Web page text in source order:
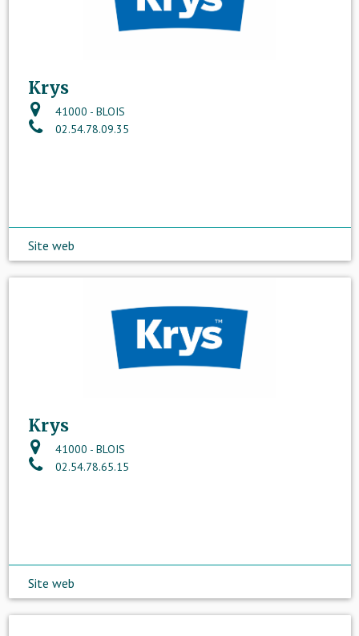
Krys
41000 - BLOIS
02.54.78.09.35
Site web
Krys
41000 - BLOIS
02.54.78.65.15
Site web